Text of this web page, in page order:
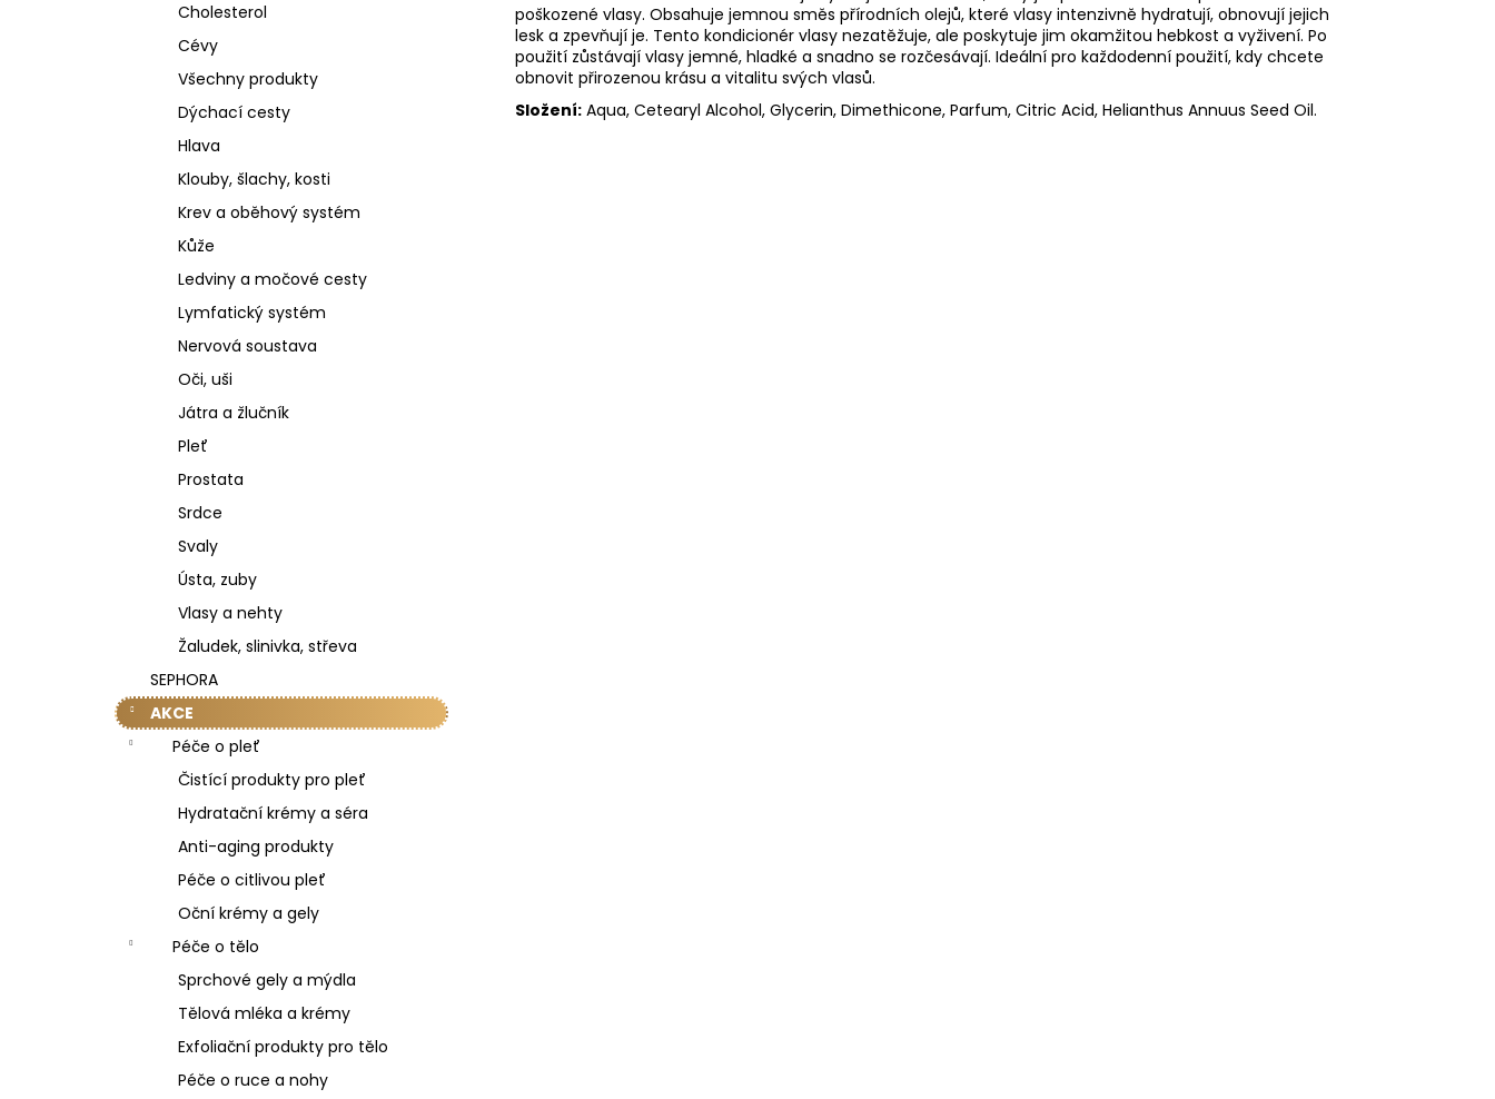
Cholesterol
Cévy
Všechny produkty
Dýchací cesty
Hlava
Klouby, šlachy, kosti
Krev a oběhový systém
Kůže
Ledviny a močové cesty
Lymfatický systém
Nervová soustava
Oči, uši
Játra a žlučník
Pleť
Prostata
Srdce
Svaly
Ústa, zuby
Vlasy a nehty
Žaludek, slinivka, střeva
SEPHORA
AKCE
Péče o pleť
Čistící produkty pro pleť
Hydratační krémy a séra
Anti-aging produkty
Péče o citlivou pleť
Oční krémy a gely
Péče o tělo
Sprchové gely a mýdla
Tělová mléka a krémy
Exfoliační produkty pro tělo
Péče o ruce a nohy
poškozené vlasy. Obsahuje jemnou směs přírodních olejů, které vlasy intenzivně hydratují, obnovují jejich
lesk a zpevňují je. Tento kondicionér vlasy nezatěžuje, ale poskytuje jim okamžitou hebkost a vyživení. Po
použití zůstávají vlasy jemné, hladké a snadno se rozčesávají. Ideální pro každodenní použití, kdy chcete
obnovit přirozenou krásu a vitalitu svých vlasů.
Složení: Aqua, Cetearyl Alcohol, Glycerin, Dimethicone, Parfum, Citric Acid, Helianthus Annuus Seed Oil.